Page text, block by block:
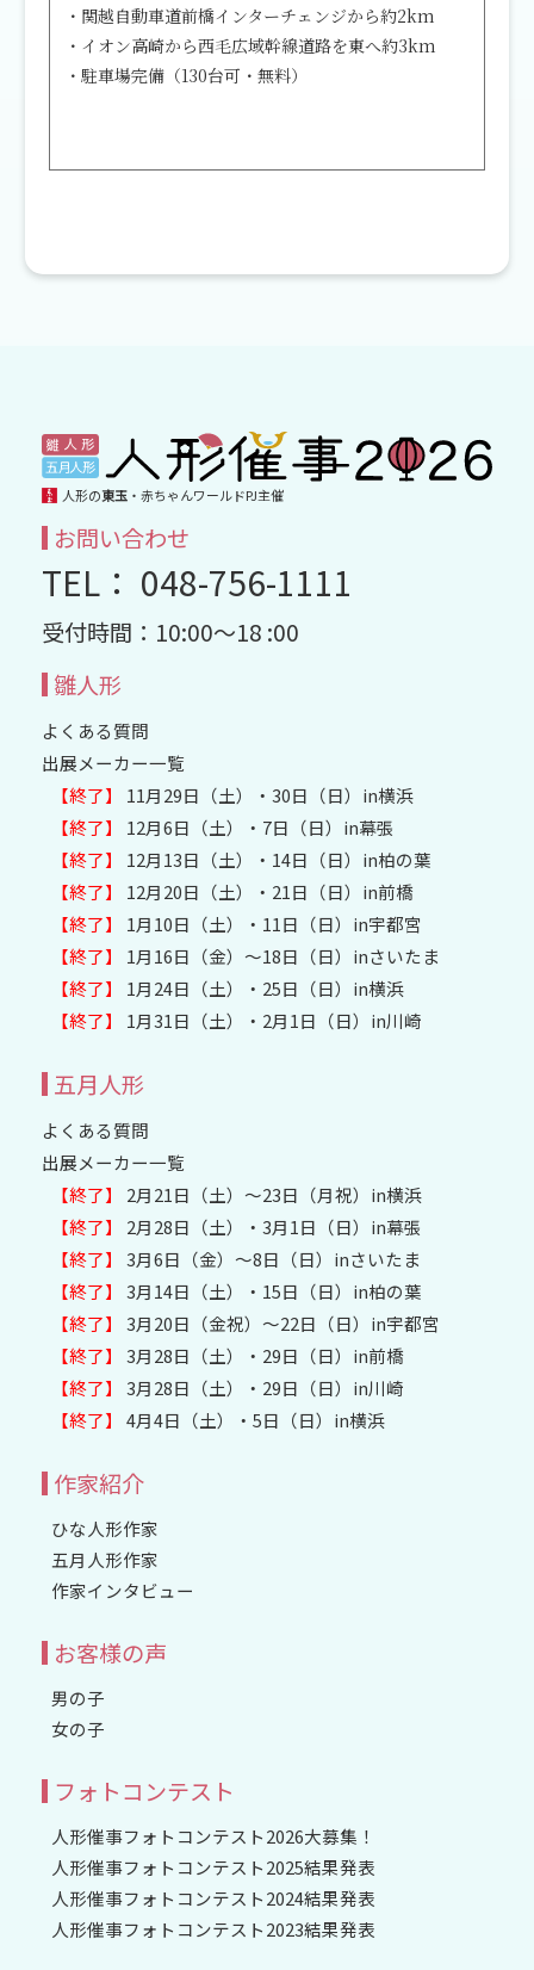
・関越自動車道前橋インターチェンジから約2km
・イオン高崎から西毛広域幹線道路を東へ約3km
・駐車場完備（130台可・無料）
雛人形
よくある質問
出展メーカー一覧
【終了】
11月29日（土）・30日（日）in横浜
【終了】
12月6日（土）・7日（日）in幕張
【終了】
12月13日（土）・14日（日）in柏の葉
【終了】
12月20日（土）・21日（日）in前橋
【終了】
1月10日（土）・11日（日）in宇都宮
【終了】
1月16日（金）～18日（日）inさいたま
【終了】
1月24日（土）・25日（日）in横浜
【終了】
1月31日（土）・2月1日（日）in川崎
五月人形
よくある質問
出展メーカー一覧
【終了】
2月21日（土）～23日（月祝）in横浜
【終了】
2月28日（土）・3月1日（日）in幕張
【終了】
3月6日（金）～8日（日）inさいたま
【終了】
3月14日（土）・15日（日）in柏の葉
【終了】
3月20日（金祝）〜22日（日）in宇都宮
【終了】
3月28日（土）・29日（日）in前橋
【終了】
3月28日（土）・29日（日）in川崎
【終了】
4月4日（土）・5日（日）in横浜
作家紹介
ひな人形作家
五月人形作家
作家インタビュー
お客様の声
男の子
女の子
フォトコンテスト
人形催事フォトコンテスト2026大募集！
人形催事フォトコンテスト2025結果発表
人形催事フォトコンテスト2024結果発表
人形催事フォトコンテスト2023結果発表
人形の東玉 ・赤ちゃんワールドPJ主催
お問い合わせ
TEL： 048-756-1111
受付時間：10:00～18 :00